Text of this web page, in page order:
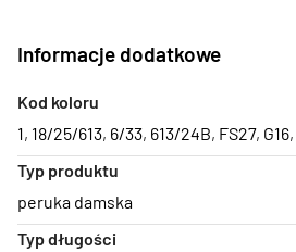
Informacje dodatkowe
Kod koloru
1, 18/25/613, 6/33, 613/24B, FS27, G16,
Typ produktu
peruka damska
Typ długości